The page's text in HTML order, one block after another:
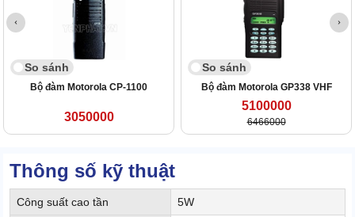
So sánh
Bộ đàm Motorola CP-1100
3050000
So sánh
Bộ đàm Motorola GP338 VHF
5100000
6466000
Thông số kỹ thuật
Công suất cao tần 5W